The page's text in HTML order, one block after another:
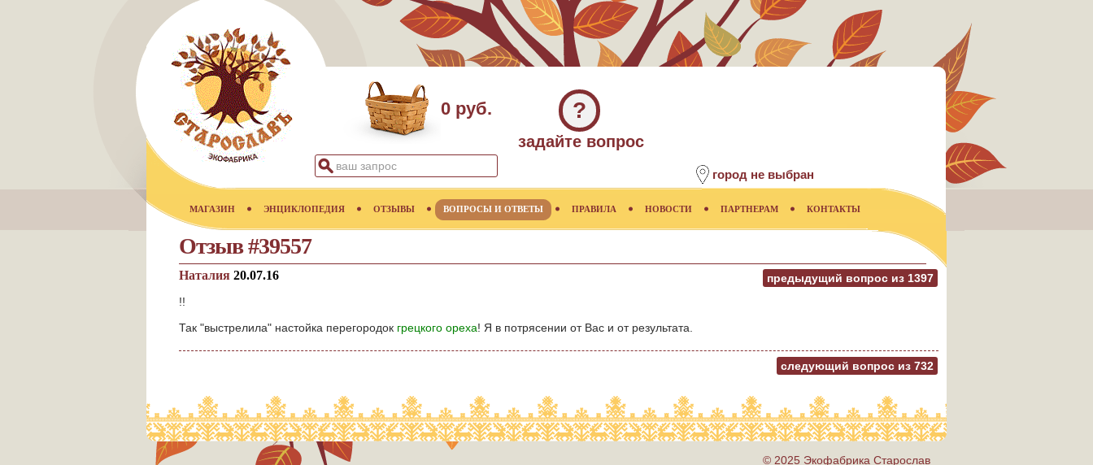
0 руб. ?
задайте вопрос
город не выбран
МАГАЗИН ЭНЦИКЛОПЕДИЯ ОТЗЫВЫ ВОПРОСЫ И ОТВЕТЫ ПРАВИЛА НОВОСТИ ПАРТНЕРАМ КОНТАКТЫ
Отзыв #39557
предыдущий вопрос из 1397
Наталия 20.07.16
!!
Так "выстрелила" настойка перегородок грецкого ореха! Я в потрясении от Вас и от результата.
следующий вопрос из 732
© 2025 Экофабрика Старослав